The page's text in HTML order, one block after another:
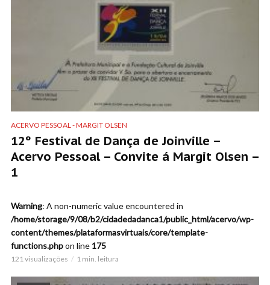
ACERVO PESSOAL - MARGIT OLSEN
12º Festival de Dança de Joinville –
Acervo Pessoal – Convite á Margit Olsen –
1
Warning: A non-numeric value encountered in
/home/storage/9/08/b2/cidadedadanca1/public_html/acervo/wp-
content/themes/plataformasvirtuais/core/template-
functions.phpon line 175
121 visualizações 1 min. leitura